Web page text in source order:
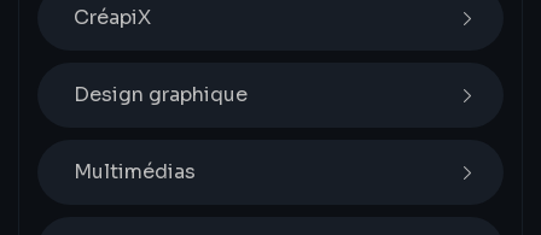
CréapiX
Design graphique
Multimédias